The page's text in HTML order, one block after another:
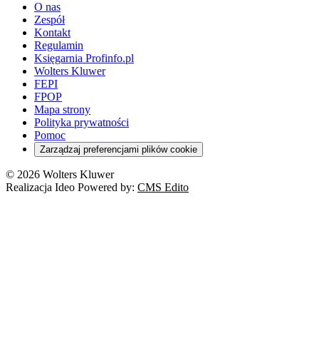
O nas
Zespół
Kontakt
Regulamin
Księgarnia Profinfo.pl
Wolters Kluwer
FEPI
FPOP
Mapa strony
Polityka prywatności
Pomoc
Zarządzaj preferencjami plików cookie
© 2026 Wolters Kluwer
Realizacja Ideo Powered by: CMS Edito